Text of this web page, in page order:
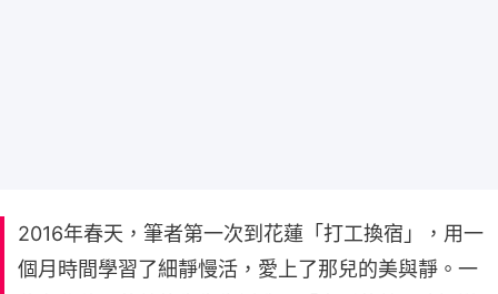
2016年春天，筆者第一次到花蓮「打工換宿」，用一
個月時間學習了細靜慢活，愛上了那兒的美與靜。一